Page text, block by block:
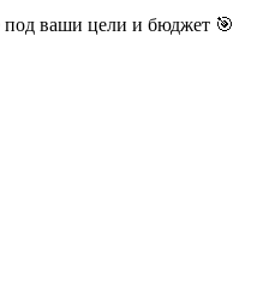
под ваши цели и бюджет 🎯